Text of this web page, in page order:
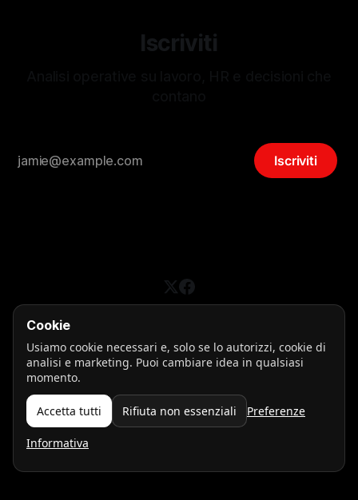
Iscriviti
Iscriviti
Sign upPrivacy
Cookie
Usiamo cookie necessari e, solo se lo autorizzi, cookie di
analisi e marketing. Puoi cambiare idea in qualsiasi
momento.
Accetta tutti Rifiuta non essenziali Preferenze
Informativa